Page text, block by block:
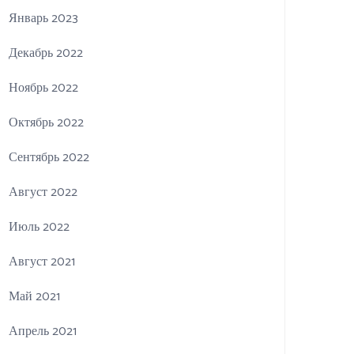
Январь 2023
Декабрь 2022
Ноябрь 2022
Октябрь 2022
Сентябрь 2022
Август 2022
Июль 2022
Август 2021
Май 2021
Апрель 2021